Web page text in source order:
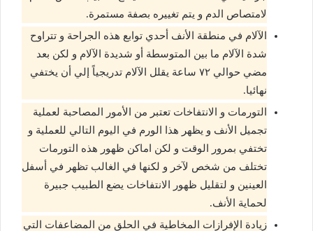
لامتصاص الدم و يتم تغييره بصفة مستمرة.
الآلام في منطقة الأنف أحدي توابع هذه الجراحة و تتراوح
شدة الآلام ما بين المتوسطة أو شديدة الآلام و لكن بعد
مضي حوالي ٧٢ ساعة يقلل الآلام تدريجياً إلي أن يختفي
نهائيا.
التورمات و الانتفاخات تعتبر من الأمور المصاحبة لعملية
تجميل الأنف و يظهر هذا الورم في اليوم التالي للعملية و
تختفي بمرور الوقت و لكن اماكن ظهور هذه التورمات
تختلف من شخص لآخر و لكنها في الغالب تظهر في أسفل
العينين و لتقليل ظهور الانتفاخات يضع الطبيب جبيرة
لحماية الأنف.
زيادة الإفرازات المخاطية في الحلق من المضاعفات التي